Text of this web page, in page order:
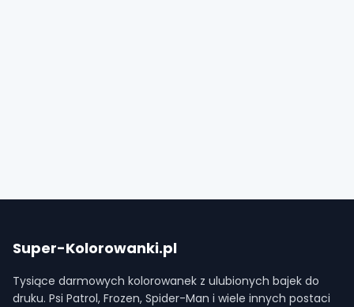
Super-Kolorowanki.pl
Tysiące darmowych kolorowanek z ulubionych bajek do
druku. Psi Patrol, Frozen, Spider-Man i wiele innych postaci